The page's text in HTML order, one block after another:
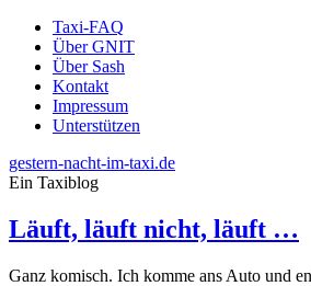
Taxi-FAQ
Über GNIT
Über Sash
Kontakt
Impressum
Unterstützen
gestern-nacht-im-taxi.de
Ein Taxiblog
Läuft, läuft nicht, läuft …
Ganz komisch. Ich komme ans Auto und